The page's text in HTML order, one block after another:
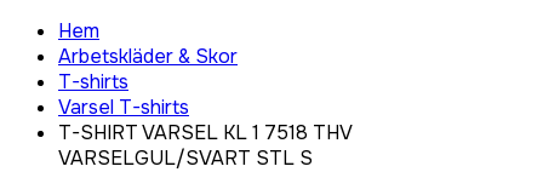
Hem
Arbetskläder & Skor
T-shirts
Varsel T-shirts
T-SHIRT VARSEL KL 1 7518 THV
VARSELGUL/SVART STL S